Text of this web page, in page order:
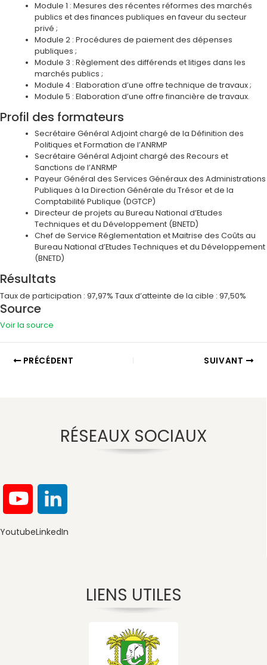
Module 1 : Mesures des récentes réformes des marchés
publics et des finances publiques en faveur du secteur
privé ;
Module 2 : Procédures de paiement des dépenses
publiques ;
Module 3 : Règlement des différends et litiges dans les
marchés publics ;
Module 4 : Elaboration d’une offre technique de travaux ;
Module 5 : Elaboration d’une offre financière de travaux.
Profil des formateurs
Secrétaire Général Adjoint chargé de la Définition des
Politiques et Formation de l’ANRMP
Secrétaire Général Adjoint chargé des Recours et
Sanctions de l’ANRMP
Payeur Général des Services Généraux des Administrations
Publiques à la Direction Générale du Trésor et de la
Comptabilité Publique (DGTCP)
Directeur de projets au Bureau National d’Etudes
Techniques et du Développement (BNETD)
Chef de Service Réglementation et Maitrise des Coûts au
Bureau National d’Etudes Techniques et du Développement
(BNETD)
Résultats
Taux de participation : 97,97% Taux d’atteinte de la cible : 97,50%
Source
Voir la source
PRÉCÉDENT SUIVANT
RÉSEAUX SOCIAUX
YoutubeLinkedIn
LIENS UTILES